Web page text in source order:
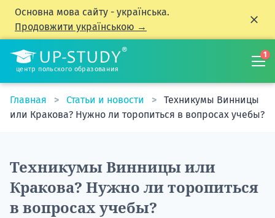
Основна мова сайту - українська.
Продовжити українською →
центр польского образования
1
Главная Статьи и новости
Техникумы Винницы
или Кракова? Нужно ли торопиться в вопросах учебы?
Техникумы Винницы или
Кракова? Нужно ли торопиться
в вопросах учебы?